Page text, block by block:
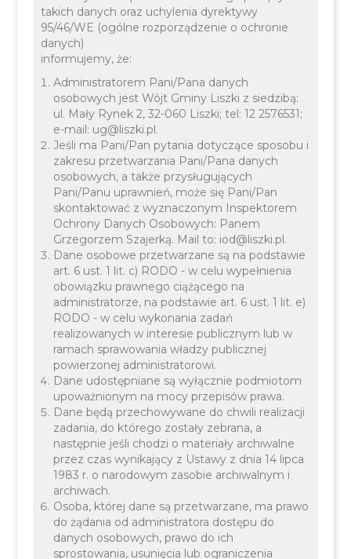
15 LISTOPADA 2023 INFORMACJE KULTURA OŚWIATA
Gminny Przegląd Pieśni
Patriotycznych „Skąd
nasz Ród…” - Mników
2023
takich danych oraz uchylenia dyrektywy
95/46/WE (ogólne rozporządzenie o ochronie
danych)
informujemy, że:
Administratorem Pani/Pana danych
osobowych jest Wójt Gminy Liszki z siedzibą:
ul. Mały Rynek 2, 32-060 Liszki; tel: 12 2576531;
e-mail: ug@liszki.pl.
Jeśli ma Pani/Pan pytania dotyczące sposobu i
zakresu przetwarzania Pani/Pana danych
osobowych, a także przysługujących
Pani/Panu uprawnień, może się Pani/Pan
skontaktować z wyznaczonym Inspektorem
Ochrony Danych Osobowych: Panem
Grzegorzem Szajerką. Mail to: iod@liszki.pl.
Dane osobowe przetwarzane są na podstawie
art. 6 ust. 1 lit. c) RODO - w celu wypełnienia
obowiązku prawnego ciążącego na
administratorze, na podstawie art. 6 ust. 1 lit. e)
RODO - w celu wykonania zadań
realizowanych w interesie publicznym lub w
ramach sprawowania władzy publicznej
powierzonej administratorowi.
Dane udostępniane są wyłącznie podmiotom
upoważnionym na mocy przepisów prawa.
Dane będą przechowywane do chwili realizacji
zadania, do którego zostały zebrana, a
następnie jeśli chodzi o materiały archiwalne
przez czas wynikający z Ustawy z dnia 14 lipca
1983 r. o narodowym zasobie archiwalnym i
archiwach.
Osoba, której dane są przetwarzane, ma prawo
do żądania od administratora dostępu do
danych osobowych, prawo do ich
sprostowania, usunięcia lub ograniczenia